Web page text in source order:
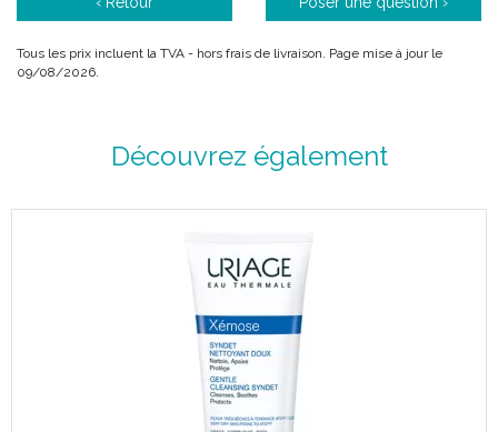
Tous les prix incluent la TVA - hors frais de livraison. Page mise à jour le
09/08/2026.
Découvrez également